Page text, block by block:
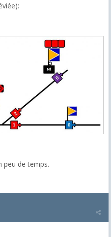
peu de temps.